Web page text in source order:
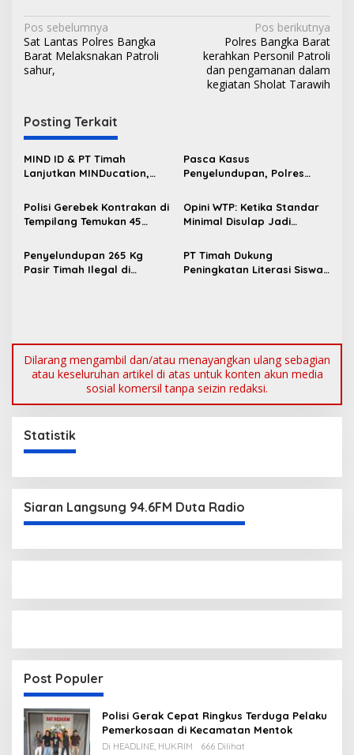
N
a
v
g
a
s
i
p
o
s
Pos sebelumnya
Sat Lantas Polres Bangka
Barat Melaksnakan Patroli
sahur,
Pos berikutnya
Polres Bangka Barat
kerahkan Personil Patroli
dan pengamanan dalam
kegiatan Sholat Tarawih
Posting Terkait
MIND ID & PT Timah
Lanjutkan MINDucation,
Boarding School Raih
Kampus Impian
Pasca Kasus
Penyelundupan, Polres
Sinergi Pengamanan di
Pelabuhan Tanjung Kalian
Polisi Gerebek Kontrakan di
Tempilang Temukan 45
Diamankan
Opini WTP: Ketika Standar
Minimal Disulap Jadi
Penyelundupan 265 Kg
Pasir Timah Ilegal di
PT Timah Dukung
Peningkatan Literasi Siswa
Dilarang mengambil dan/atau menayangkan ulang sebagian
atau keseluruhan artikel di atas untuk konten akun media
sosial komersil tanpa seizin redaksi.
Statistik
Siaran Langsung 94.6FM Duta Radio
Post Populer
Polisi Gerak Cepat Ringkus Terduga Pelaku
Pemerkosaan di Kecamatan Mentok
Di HEADLINE, HUKRIM 666 Dilihat